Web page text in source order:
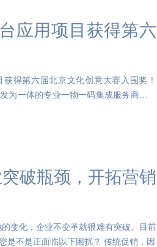
应用项目获得第六
得第六届北京文化创意大赛入围奖！
为一体的专业一物一码集成服务商。欢
破瓶颈，开拓营销
变化，企业不变革就很难有突破。目前
是不是正面临以下困扰？ 传统促销，因